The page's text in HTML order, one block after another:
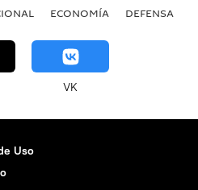
ECONOMÍA DEFENSA
VK
Uso